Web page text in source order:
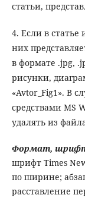
статьи,
4. Если в
них
в формате .jpg,
рисунки,
«Avtor_Fig1». В
средствами MS
удалять из
Формат,
шрифт Times
по ширине;
расставление